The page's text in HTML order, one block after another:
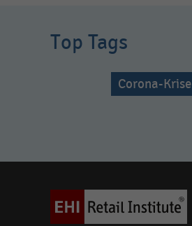
Top Tags
Corona-Krise